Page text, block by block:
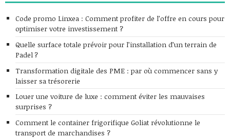
Code promo Linxea : Comment profiter de l’offre en cours pour
optimiser votre investissement ?
Quelle surface totale prévoir pour l’installation d’un terrain de
Padel ?
Transformation digitale des PME : par où commencer sans y
laisser sa trésorerie
Louer une voiture de luxe : comment éviter les mauvaises
surprises ?
Comment le container frigorifique Goliat révolutionne le
transport de marchandises ?